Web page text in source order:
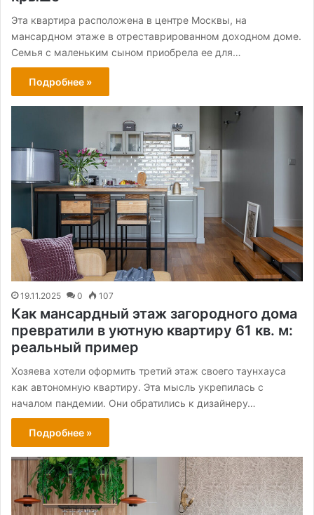
Эта квартира расположена в центре Москвы, на
мансардном этаже в отреставрированном доходном доме.
Семья с маленьким сыном приобрела ее для…
Подробнее »
19.11.2025 0 107
Как мансардный этаж загородного дома
превратили в уютную квартиру 61 кв. м:
реальный пример
Хозяева хотели оформить третий этаж своего таунхауса
как автономную квартиру. Эта мысль укрепилась с
началом пандемии. Они обратились к дизайнеру…
Подробнее »